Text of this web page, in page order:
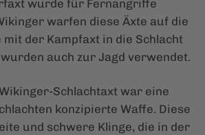
wurde für Fernangriffe
warfen diese Äxte auf die
mit der Kampfaxt in die Schlacht
auch zur Jagd verwendet.
Schlachtaxt war eine
konzipierte Waffe. Diese
und schwere Klinge, die in der